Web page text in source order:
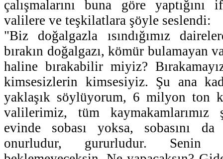
çalışmalarını buna göre yaptığını
valilere ve teşkilatlara şöyle seslendi:
"Biz doğalgazla ısındığımız
bırakın doğalgazı, kömür bulamayan
haline bırakabilir miyiz?
kimsesizlerin kimsesiyiz. Şu ana
yaklaşık söylüyorum, 6 milyon ton
valilerimiz, tüm
evinde sobası yoksa, sobasını
onurludur, gururludur. Senin